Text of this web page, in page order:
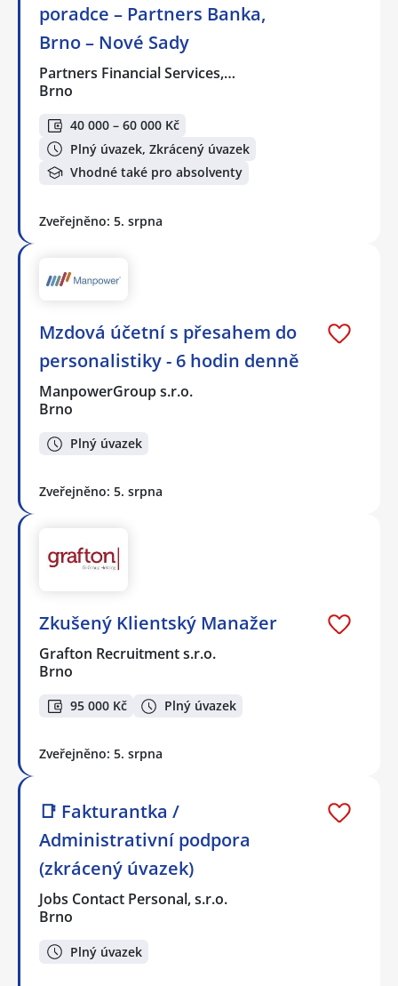
poradce – Partners Banka,
Brno – Nové Sady
Partners Financial Services,…
Brno
40 000 – 60 000 Kč
Plný úvazek, Zkrácený úvazek
Vhodné také pro absolventy
Zveřejněno: 5. srpna
Mzdová účetní s přesahem do
personalistiky - 6 hodin denně
ManpowerGroup s.r.o.
Brno
Plný úvazek
Zveřejněno: 5. srpna
Zkušený Klientský Manažer
Grafton Recruitment s.r.o.
Brno
95 000 Kč Plný úvazek
Zveřejněno: 5. srpna
📑 Fakturantka /
Administrativní podpora
(zkrácený úvazek)
Jobs Contact Personal, s.r.o.
Brno
Plný úvazek